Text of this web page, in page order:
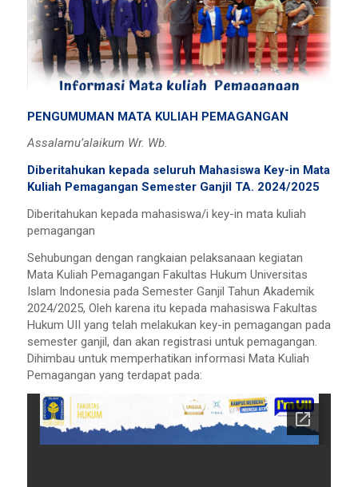
PENGUMUMAN MATA KULIAH PEMAGANGAN
Assalamu’alaikum Wr. Wb.
Diberitahukan kepada seluruh Mahasiswa Key-in Mata
Kuliah Pemagangan Semester Ganjil TA. 2024/2025
Diberitahukan kepada mahasiswa/i key-in mata kuliah
pemagangan
Sehubungan dengan rangkaian pelaksanaan kegiatan
Mata Kuliah Pemagangan Fakultas Hukum Universitas
Islam Indonesia pada Semester Ganjil Tahun Akademik
2024/2025, Oleh karena itu kepada mahasiswa Fakultas
Hukum UII yang telah melakukan key-in pemagangan pada
semester ganjil, dan akan registrasi untuk pemagangan.
Dihimbau untuk memperhatikan informasi Mata Kuliah
Pemagangan yang terdapat pada: